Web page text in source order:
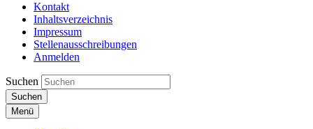
Kontakt
Inhaltsverzeichnis
Impressum
Stellenausschreibungen
Anmelden
Suchen
Suchen
Menü